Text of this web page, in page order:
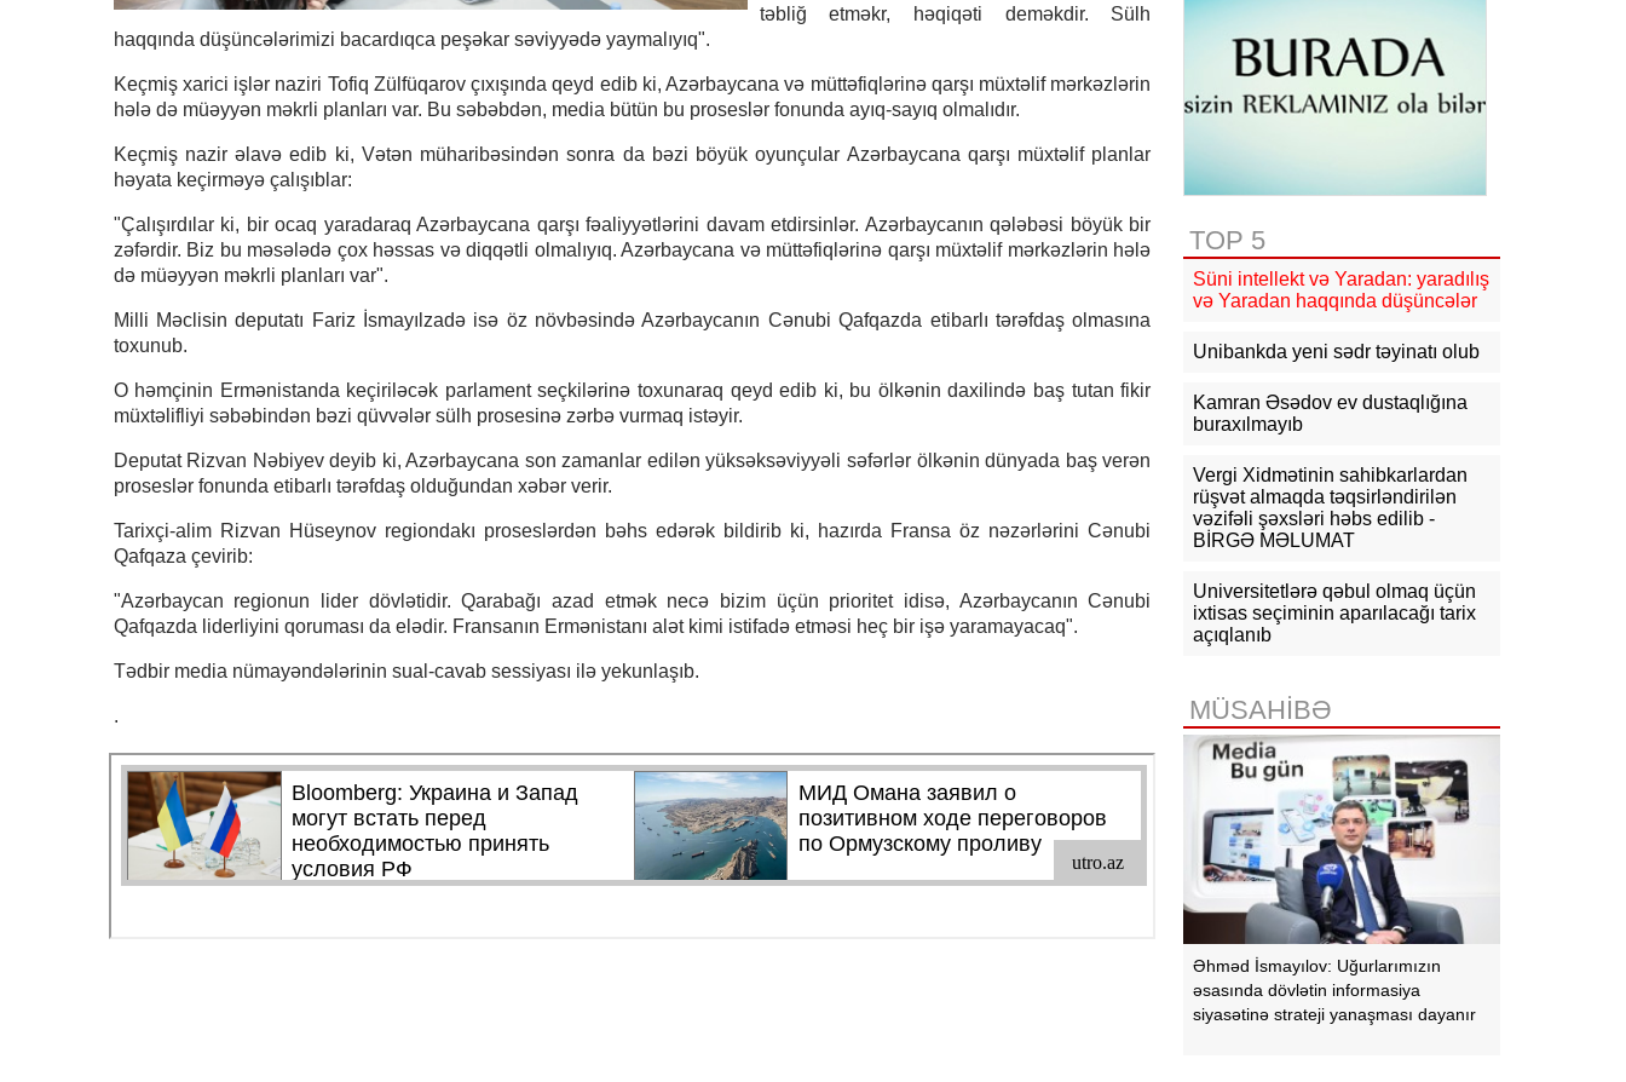
təbliğ etməkr, həqiqəti deməkdir. Sülh
haqqında düşüncələrimizi bacardıqca peşəkar səviyyədə yaymalıyıq".
Keçmiş xarici işlər naziri Tofiq Zülfüqarov çıxışında qeyd edib ki, Azərbaycana və müttəfiqlərinə qarşı müxtəlif mərkəzlərin
hələ də müəyyən məkrli planları var. Bu səbəbdən, media bütün bu proseslər fonunda ayıq-sayıq olmalıdır.
Keçmiş nazir əlavə edib ki, Vətən müharibəsindən sonra da bəzi böyük oyunçular Azərbaycana qarşı müxtəlif planlar
həyata keçirməyə çalışıblar:
"Çalışırdılar ki, bir ocaq yaradaraq Azərbaycana qarşı fəaliyyətlərini davam etdirsinlər. Azərbaycanın qələbəsi böyük bir
zəfərdir. Biz bu məsələdə çox həssas və diqqətli olmalıyıq. Azərbaycana və müttəfiqlərinə qarşı müxtəlif mərkəzlərin hələ
də müəyyən məkrli planları var".
Milli Məclisin deputatı Fariz İsmayılzadə isə öz növbəsində Azərbaycanın Cənubi Qafqazda etibarlı tərəfdaş olmasına
toxunub.
O həmçinin Ermənistanda keçiriləcək parlament seçkilərinə toxunaraq qeyd edib ki, bu ölkənin daxilində baş tutan fikir
müxtəlifliyi səbəbindən bəzi qüvvələr sülh prosesinə zərbə vurmaq istəyir.
Deputat Rizvan Nəbiyev deyib ki, Azərbaycana son zamanlar edilən yüksəksəviyyəli səfərlər ölkənin dünyada baş verən
proseslər fonunda etibarlı tərəfdaş olduğundan xəbər verir.
Tarixçi-alim Rizvan Hüseynov regiondakı proseslərdən bəhs edərək bildirib ki, hazırda Fransa öz nəzərlərini Cənubi
Qafqaza çevirib:
"Azərbaycan regionun lider dövlətidir. Qarabağı azad etmək necə bizim üçün prioritet idisə, Azərbaycanın Cənubi
Qafqazda liderliyini qoruması da elədir. Fransanın Ermənistanı alət kimi istifadə etməsi heç bir işə yaramayacaq".
Tədbir media nümayəndələrinin sual-cavab sessiyası ilə yekunlaşıb.
.
ın nəzarətində olmayan hissəsində
yenidənqurma işlərini təsdiqləyib
10:50 ABŞ və Hindistan əməkdaşlığı
10:32
Avropada elektrik enerjisi
10:15 Macarıstanda prezidentliyə
yeni namizəd irəli sürülüb
ehtiyatını tükəndirdi
09:32Avropada miqrasiya böhranı
yenidən kəskinləşib
09:15 Hörmüz boğazının açılması
üçün yeni şərtlər irəli sürülüb
TOP 5
Süni intellekt və Yaradan: yaradılış
və Yaradan haqqında düşüncələr
Unibankda yeni sədr təyinatı olub
Kamran Əsədov ev dustaqlığına
buraxılmayıb
Vergi Xidmətinin sahibkarlardan
rüşvət almaqda təqsirləndirilən
vəzifəli şəxsləri həbs edilib -
BİRGƏ MƏLUMAT
Universitetlərə qəbul olmaq üçün
ixtisas seçiminin aparılacağı tarix
açıqlanıb
MÜSAHİBƏ
Əhməd İsmayılov: Uğurlarımızın
əsasında dövlətin informasiya
siyasətinə strateji yanaşması dayanır